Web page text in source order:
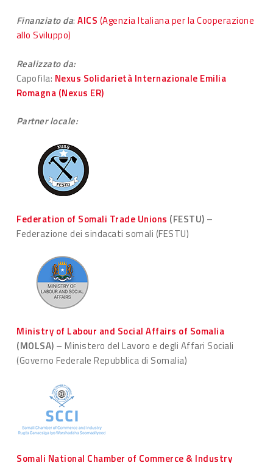
Finanziato da:AICS (Agenzia Italiana per la Cooperazione
allo Sviluppo)
Realizzato da:
Capofila: Nexus Solidarietà Internazionale Emilia
Romagna (Nexus ER)
Partner locale:
Federation of Somali Trade Unions (FESTU) –
Federazione dei sindacati somali (FESTU)
Ministry of Labour and Social Affairs of Somalia
(MOLSA) – Ministero del Lavoro e degli Affari Sociali
(Governo Federale Repubblica di Somalia)
Somali National Chamber of Commerce & Industry